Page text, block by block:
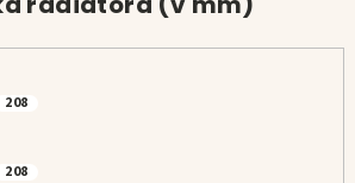
208
208